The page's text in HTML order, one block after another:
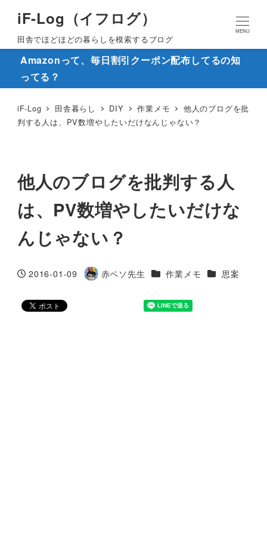
iF-Log（イフログ）
田舎でほどほどの暮らしを模索するブログ
MENU
Amazonって、毎日割引クーポン配布してるの知
ってる？
iF-Log 田舎暮らし DIY 作業メモ
他人のブログを批
判する人は、PV数増やしたいだけなんじゃない？
他人のブログを批判する人
は、PV数増やしたいだけな
んじゃない？
投稿日
2016-01-09
著
赤ペソ先生 カテゴリー
作業メモ カテゴリー
思案